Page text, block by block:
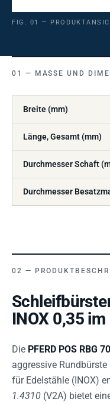
FIG. 01 —
MASSE UND
Breite (mm)
Länge, Gesamt (mm)
Durchmesser Schaft
Durchmesser
INOX 0,35
Die PFERD POS RBG
aggressive
für Edelstähle (INOX)
1.4310 (V2A) bietet